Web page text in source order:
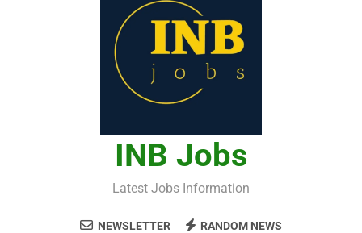
INB Jobs
Latest Jobs Information
NEWSLETTER RANDOM NEWS